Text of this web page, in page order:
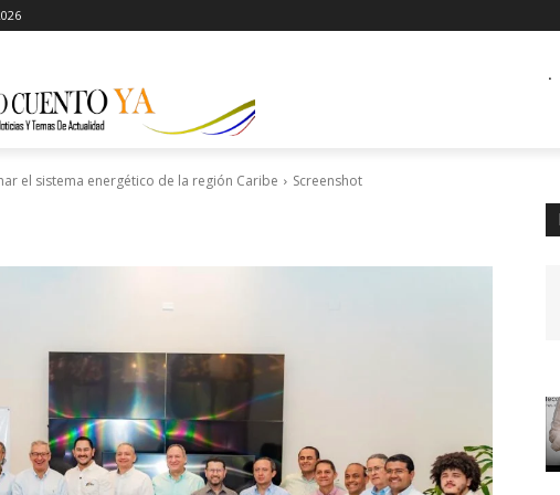
.
el sistema energético de la región Caribe Screenshot